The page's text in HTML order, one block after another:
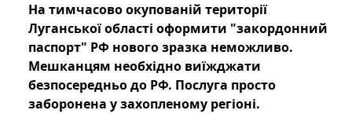
На тимчасово окупованій території
Луганської області оформити "закордонний
паспорт" РФ нового зразка неможливо.
Мешканцям необхідно виїжджати
безпосередньо до РФ. Послуга просто
заборонена у захопленому регіоні.